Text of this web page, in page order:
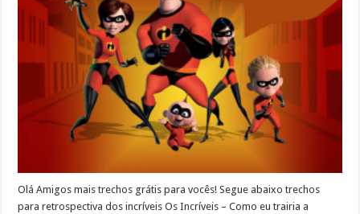
Olá Amigos mais trechos grátis para vocês! Segue abaixo trechos
para retrospectiva dos incríveis Os Incríveis – Como eu trairia a